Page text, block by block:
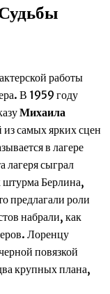
работы
В 1959 году
Михаила
самых ярких сцен
в лагере
сыграл
штурма Берлина,
предлагали роли
набрали, как
Лоренцу
повязкой
крупных плана,